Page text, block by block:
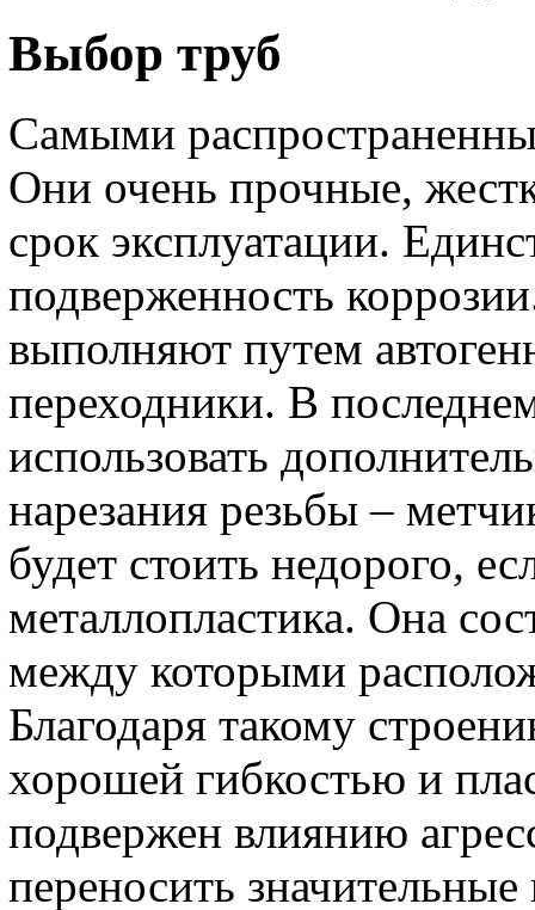
Выбор труб
Самыми
Они очень прочные,
срок эксплуатации.
подверженность
выполняют путем
переходники. В
использовать
нарезания резьбы –
будет стоить недорого,
металлопластика. Она
между которыми
Благодаря такому
хорошей гибкостью и
подвержен влиянию
переносить